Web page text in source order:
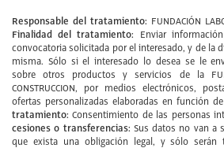
Responsable del tratamiento: FUNDACIÓN
Finalidad del tratamiento:
Enviar
convocatoria solicitada por el interesado, y de la
misma. Sólo si el interesado lo desea se le
sobre otros productos y servicios de la
CONSTRUCCION, por medios electrónicos,
ofertas personalizadas elaboradas en función
tratamiento: Consentimiento de las personas
cesiones o transferencias: Sus datos no van a
que exista una obligación legal, y sólo serán